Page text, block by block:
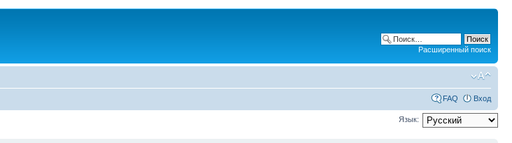
Расширенный поиск
FAQ Вход
Язык: